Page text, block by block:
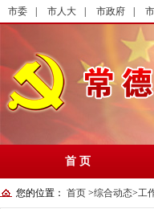
市委 市人大 市政府
首 页
您的位置： 首页 >综合动态>工